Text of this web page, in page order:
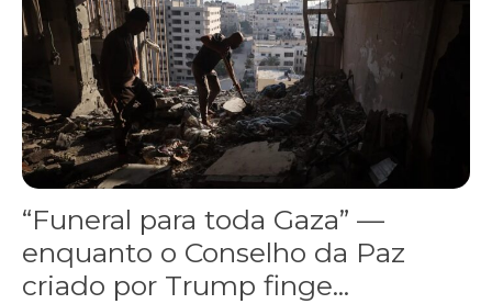
“Funeral para toda Gaza” —
enquanto o Conselho da Paz
criado por Trump finge...